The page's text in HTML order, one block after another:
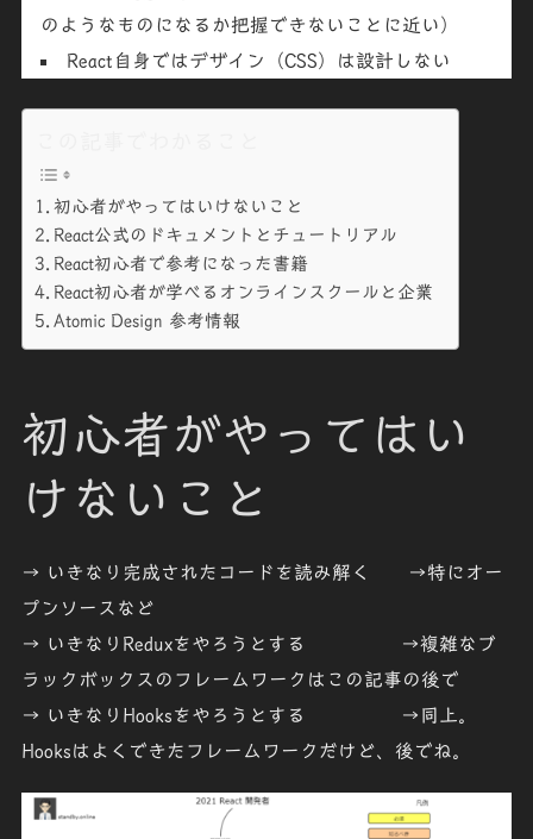
のようなものになるか把握できないことに近い）
React自身ではデザイン（CSS）は設計しない
初心者がやってはいけないこと
React公式のドキュメントとチュートリアル
React初心者で参考になった書籍
React初心者が学べるオンラインスクールと企業
Atomic Design 参考情報
初心者がやってはい
けないこと
→ いきなり完成されたコードを読み解く →特にオー
プンソースなど
→ いきなりReduxをやろうとする →複雑なブ
ラックボックスのフレームワークはこの記事の後で
→ いきなりHooksをやろうとする →同上。
Hooksはよくできたフレームワークだけど、後でね。